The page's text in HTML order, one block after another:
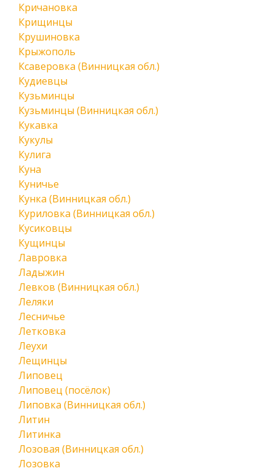
Кричановка
Крищинцы
Крушиновка
Крыжополь
Ксаверовка (Винницкая обл.)
Кудиевцы
Кузьминцы
Кузьминцы (Винницкая обл.)
Кукавка
Кукулы
Кулига
Куна
Куничье
Кунка (Винницкая обл.)
Куриловка (Винницкая обл.)
Кусиковцы
Кущинцы
Лавровка
Ладыжин
Левков (Винницкая обл.)
Леляки
Лесничье
Летковка
Леухи
Лещинцы
Липовец
Липовец (посёлок)
Липовка (Винницкая обл.)
Литин
Литинка
Лозовая (Винницкая обл.)
Лозовка